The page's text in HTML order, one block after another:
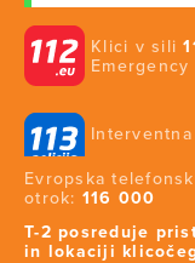
Klici v sili
Emergency
Evropska
otrok: 116 000
T-2 posreduje
in lokaciji